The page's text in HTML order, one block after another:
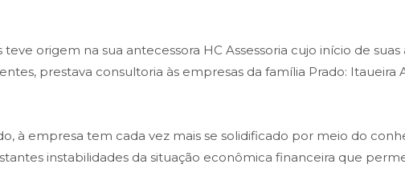
origem na sua antecessora HC Assessoria cujo início de
prestava consultoria às empresas da família Prado: Itaueira
à empresa tem cada vez mais se solidificado por meio do
instabilidades da situação econômica financeira que